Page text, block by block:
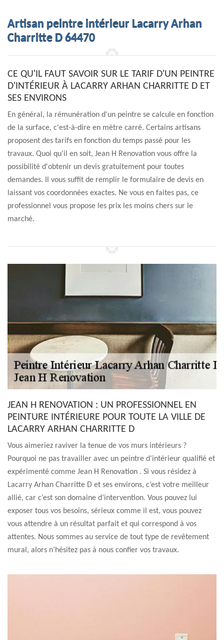
Artisan peintre intérieur Lacarry Arhan
Charritte D 64470
CE QU'IL FAUT SAVOIR SUR LE TARIF D'UN PEINTRE
D'INTÉRIEUR À LACARRY ARHAN CHARRITTE D ET
SES ENVIRONS
En général, la rémunération d'un peintre se calcule en fonction
de la surface, c'est-à-dire en mètre carré. Certains artisans
proposent des tarifs en fonction du temps passé pour les
travaux. Quoi qu'il en soit, Jean H Renovation vous offre la
possibilité d'obtenir un devis gratuitement pour toutes
demandes. Il vous suffit de remplir le formulaire de devis en
laissant vos coordonnées exactes. Ne vous en faites pas, ce
professionnel vous propose les prix les moins chers sur le
marché.
JEAN H RENOVATION : UN PROFESSIONNEL EN
PEINTURE INTÉRIEURE POUR TOUTE LA VILLE DE
LACARRY ARHAN CHARRITTE D
Vous aimeriez raviver la tenue de vos murs intérieurs ?
Pourquoi ne pas travailler avec un peintre d’intérieur qualifié et
expérimenté comme Jean H Renovation . Si vous résidez à
Lacarry Arhan Charritte D et ses environs, c’est votre meilleur
allié, car c’est son domaine d’intervention. Vous pouvez lui
exposer tous vos besoins, sérieux comme il est, vous pouvez
vous attendre à un résultat parfait et qui correspond à vos
attentes. Nous sommes au service de tout type de revêtement
mural, alors n’hésitez pas à nous confier vos travaux.